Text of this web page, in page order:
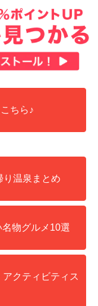
ちら♪
り温泉まとめ
物グルメ10選
クティビティス